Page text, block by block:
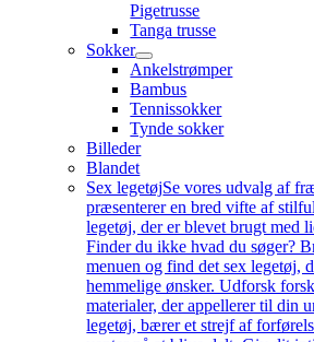
Pigetrusse
Tanga trusse
Sokker
Ankelstrømper
Bambus
Tennissokker
Tynde sokker
Billeder
Blandet
Sex legetøjSe vores udvalg af
præsenterer en bred vifte af
legetøj, der er blevet brugt med
Finder du ikke hvad du søger?
menuen og find det sex legetøj,
hemmelige ønsker. Udforsk
materialer, der appellerer til din
legetøj, bærer et strejf af